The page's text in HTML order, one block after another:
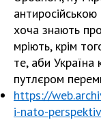
хоча знають
мріють, крім
те, аби Україна
путлєром
https://
i-nato-